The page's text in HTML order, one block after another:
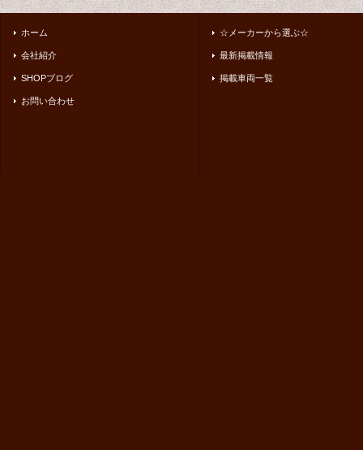
ホーム
会社紹介
SHOPブログ
お問い合わせ
☆メーカーから選ぶ☆
最新掲載情報
掲載車両一覧